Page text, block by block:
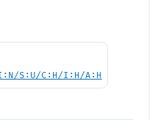
S:U/C:H/I:H/A:H